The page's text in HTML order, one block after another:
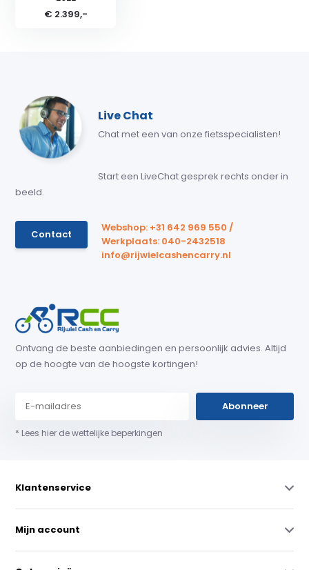
€ 2.399,-
Live Chat
Chat met een van onze fietsspecialisten!
Start een LiveChat gesprek rechts onder in
beeld.
Contact
Webshop: +31 642 969 550 /
Werkplaats: 040-2432518
info@rijwielcashencarry.nl
Ontvang de beste aanbiedingen en persoonlijk advies. Altijd
op de hoogte van de hoogste kortingen!
Abonneer
* Lees hier de wettelijke beperkingen
Klantenservice
Mijn account